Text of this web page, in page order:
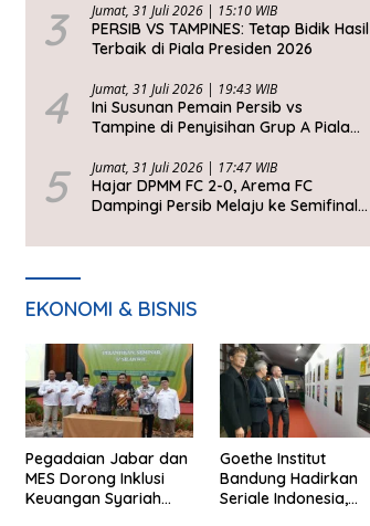
3 Jumat, 31 Juli 2026 | 15:10 WIB
PERSIB VS TAMPINES: Tetap Bidik Hasil
Terbaik di Piala Presiden 2026
4 Jumat, 31 Juli 2026 | 19:43 WIB
Ini Susunan Pemain Persib vs
Tampine di Penyisihan Grup A Piala
5 Jumat, 31 Juli 2026 | 17:47 WIB
Hajar DPMM FC 2-0, Arema FC
Dampingi Persib Melaju ke Semifinal
EKONOMI & BISNIS
Pegadaian Jabar dan
MES Dorong Inklusi
Keuangan Syariah
Goethe Institut
Bandung Hadirkan
Seriale Indonesia,